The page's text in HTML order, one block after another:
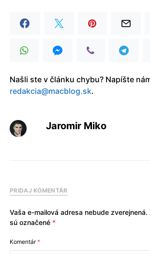
Našli ste v článku chybu? Napíšte
redakcia@macblog.sk.
Jaromir Miko
PRIDAJ KOMENTÁR
Vaša e-mailová adresa nebude zverejnená.
sú označené *
Komentár*